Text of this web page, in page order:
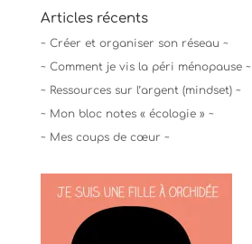
Articles récents
~ Créer et organiser son réseau ~
~ Comment je vis la péri ménopause ~
~ Ressources sur l’argent (mindset) ~
~ Mon bloc notes « écologie » ~
~ Mes coups de cœur ~